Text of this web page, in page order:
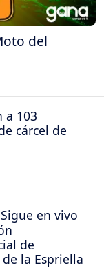
del
a 103
cárcel de
Sigue en vivo
de
la Espriella